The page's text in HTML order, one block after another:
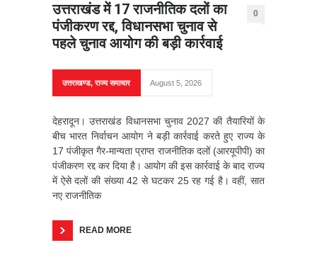
उत्तराखंड में 17 राजनीतिक दलों का
पंजीकरण रद्द, विधानसभा चुनाव से
पहले चुनाव आयोग की बड़ी कार्रवाई
0
उत्तराखण्ड,राज्य समाचार August 5, 2026
देहरादून। उत्तराखंड विधानसभा चुनाव 2027 की तैयारियों के
बीच भारत निर्वाचन आयोग ने बड़ी कार्रवाई करते हुए राज्य के
17 पंजीकृत गैर-मान्यता प्राप्त राजनीतिक दलों (आरयूपीपी) का
पंजीकरण रद्द कर दिया है। आयोग की इस कार्रवाई के बाद राज्य
में ऐसे दलों की संख्या 42 से घटकर 25 रह गई है। वहीं, सात
नए राजनीतिक
READ MORE